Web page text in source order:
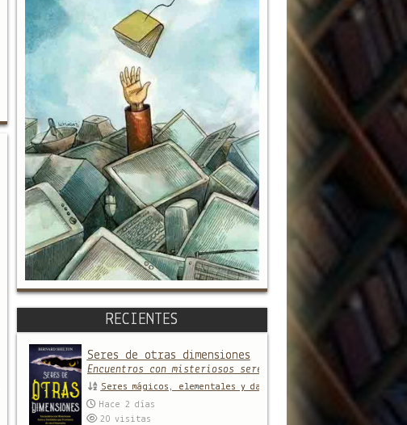
RECIENTES
Seres de otras dimensiones
Encuentros con misteriosos seres y entidades que
Seres mágicos, elementales y daimones
Hace 2 días
20 visitas